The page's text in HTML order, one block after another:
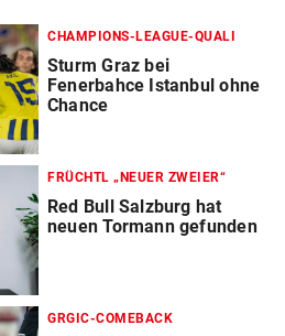
CHAMPIONS-LEAGUE-QUALI
Sturm Graz bei
Fenerbahce Istanbul ohne
Chance
FRÜCHTL „NEUER ZWEIER“
Red Bull Salzburg hat
neuen Tormann gefunden
GRGIC-COMEBACK